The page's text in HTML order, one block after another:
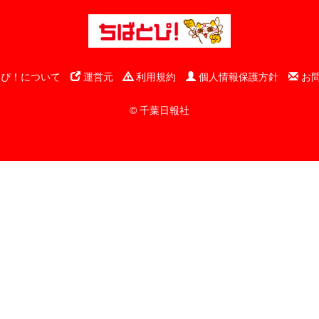
！について 運営元 利用規約 個人情報保護方針 お
© 千葉日報社